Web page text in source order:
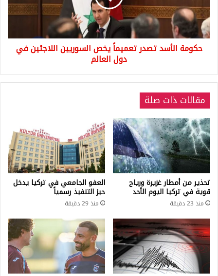
السوريين
اللاجئين
في
دول
العالم
حكومة الأسد تصدر تعميماً يخص السوريين اللاجئين في
دول العالم
مقالات ذات صلة
تحذير من أمطار غزيرة ورياح
قوية في تركيا اليوم الأحد
منذ 23 دقيقة
العفو الجامعي في تركيا يدخل
حيز التنفيذ رسمياً
منذ 29 دقيقة